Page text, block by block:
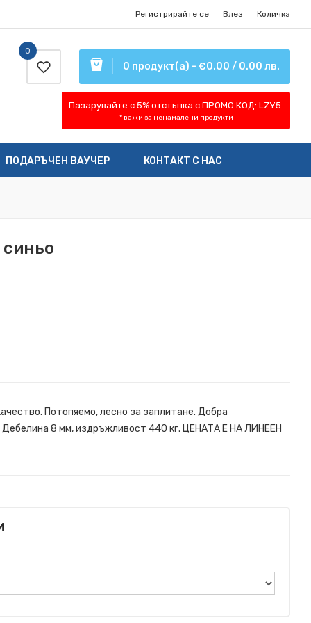
Регистрирайте се Влез Количка
0 продукт(а) - €0.00 / 0.00 лв.
0
Пазарувайте с 5% отстъпка с ПРОМО КОД: LZY5
* важи за ненамалени продукти
ПОДАРЪЧЕН ВАУЧЕР КОНТАКТ С НАС
Потопяемо, лесно за заплитане. Добра
Дебелина 8 мм, издръжливост 440 кг. ЦЕНАТА Е НА ЛИНЕЕН